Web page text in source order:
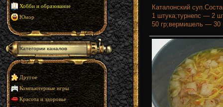
Хобби и образование
Юмор
Категории каналов
Другое
Компьютерные игры
Красота и здоровье
Каталонский
1 штука;турнепс — 2
50 гр;вермишель — 30